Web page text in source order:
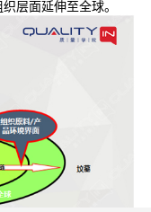
层面延伸至全球。